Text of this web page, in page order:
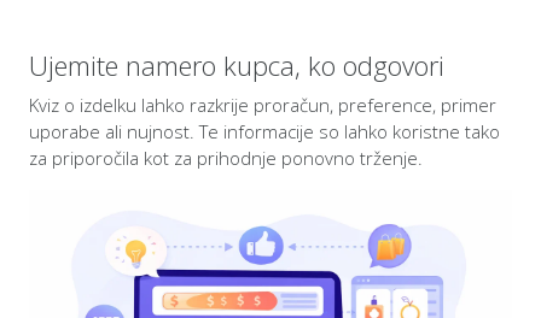
Ujemite namero kupca, ko odgovori
Kviz o izdelku lahko razkrije proračun, preference, primer
uporabe ali nujnost. Te informacije so lahko koristne tako
za priporočila kot za prihodnje ponovno trženje.